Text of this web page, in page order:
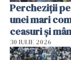
Percheziții
unei mari
ceasuri și
30 IULIE 2026